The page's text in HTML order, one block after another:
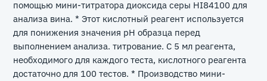
помощью мини-титратора диоксида серы HI84100 для
анализа вина. * Этот кислотный реагент используется
для понижения значения pH образца перед
выполнением анализа. титрование. С 5 мл реагента,
необходимого для каждого теста, кислотного реагента
достаточно для 100 тестов. * Производство мини-